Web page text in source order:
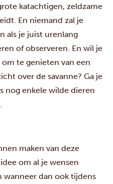
katachtigen, zeldzame
En niemand zal je
als je juist urenlang
of observeren. En wil je
te genieten van een
over de savanne? Ga je
nog enkele wilde dieren
maken van deze
om al je wensen
wanneer dan ook tijdens